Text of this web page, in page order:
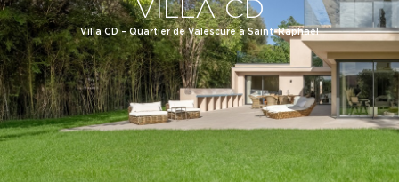
VILLA CD
Villa CD – Quartier de Valescure à Saint-Raphaël